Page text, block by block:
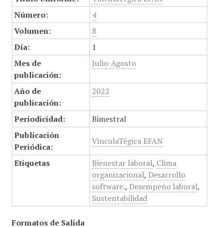
Número:
4
Volumen:
8
Día:
1
Mes de
publicación:
Julio-Agosto
Año de
publicación:
2022
Periodicidad:
Bimestral
Publicación
Periódica:
VinculaTégica EFAN
Etiquetas Bienestar laboral, Clima
organizacional, Desarrollo
software., Desempeño laboral,
Sustentabilidad
Formatos de Salida